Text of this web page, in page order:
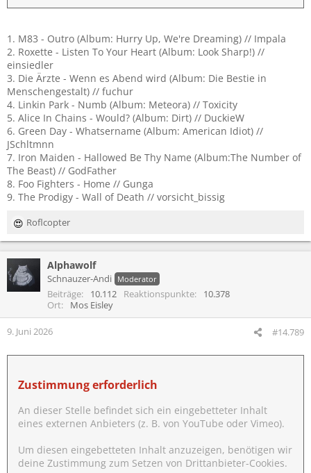
1. M83 - Outro (Album: Hurry Up, We're Dreaming) // Impala
2. Roxette - Listen To Your Heart (Album: Look Sharp!) //
einsiedler
3. Die Ärzte - Wenn es Abend wird (Album: Die Bestie in
Menschengestalt) // fuchur
4. Linkin Park - Numb (Album: Meteora) // Toxicity
5. Alice In Chains - Would? (Album: Dirt) // DuckieW
6. Green Day - Whatsername (Album: American Idiot) //
JSchltmnn
7. Iron Maiden - Hallowed Be Thy Name (Album:The Number of
The Beast) // GodFather
8. Foo Fighters - Home // Gunga
9. The Prodigy - Wall of Death // vorsicht_bissig
R
e
t
i
n
n
:
Roflcopter
Alphawolf
Schnauzer-Andi Moderator
Beiträge 10.112 Reaktionspunkte
10.378
Ort
Mos Eisley
9. Juni 2026 #14.789
Zustimmung erforderlich
An dieser Stelle befindet sich ein eingebetteter Inhalt
eines externen Anbieters (z. B. von YouTube oder Vimeo).
Um diesen eingebetteten Inhalt anzuzeigen, benötigen wir
deine Zustimmung zum Setzen von Drittanbieter-Cookies.